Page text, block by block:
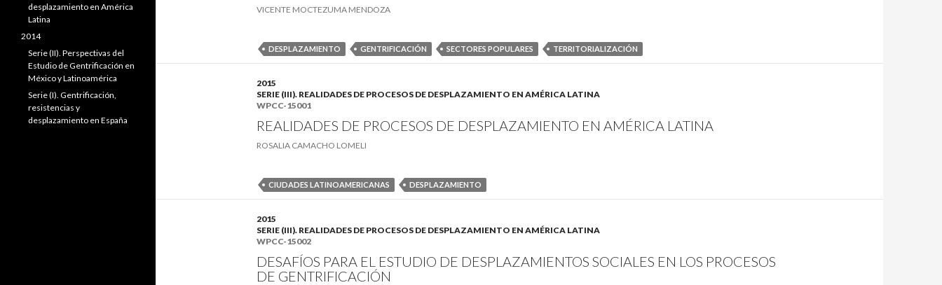
VICENTE MOCTEZUMA MENDOZA
DESPLAZAMIENTO GENTRIFICACIÓN SECTORES POPULARES TERRITORIALIZACIÓN
2015
SERIE (III). REALIDADES DE PROCESOS DE DESPLAZAMIENTO EN AMÉRICA LATINA
WPCC-15001
REALIDADES DE PROCESOS DE DESPLAZAMIENTO EN AMÉRICA LATINA
ROSALIA CAMACHO LOMELI
CIUDADES LATINOAMERICANAS DESPLAZAMIENTO
2015
SERIE (III). REALIDADES DE PROCESOS DE DESPLAZAMIENTO EN AMÉRICA LATINA
WPCC-15002
DESAFÍOS PARA EL ESTUDIO DE DESPLAZAMIENTOS SOCIALES EN LOS PROCESOS
DE GENTRIFICACIÓN
desplazamiento en América
Latina
2014
Serie (II). Perspectivas del
Estudio de Gentrificación en
México y Latinoamérica
Serie (I). Gentrificación,
resistencias y
desplazamiento en España